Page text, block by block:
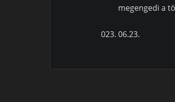
megengedi a
06.23.